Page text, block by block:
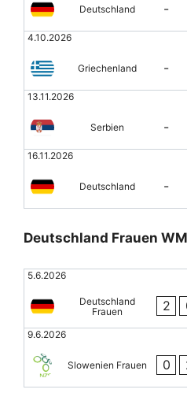
Deutschland -
4.10.2026
Griechenland -
13.11.2026
Serbien -
16.11.2026
Deutschland -
Deutschland Frauen
5.6.2026
Deutschland
Frauen
2
9.6.2026
Slowenien Frauen 0